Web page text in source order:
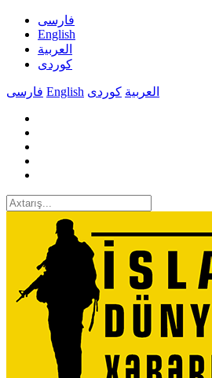
فارسی
English
العربیة
کوردی
فارسی English العربیة کوردی